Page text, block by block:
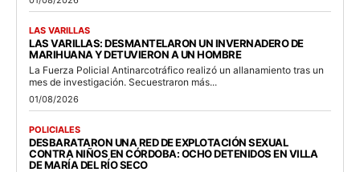
LAS VARILLAS
LAS VARILLAS: DESMANTELARON UN INVERNADERO DE
MARIHUANA Y DETUVIERON A UN HOMBRE
La Fuerza Policial Antinarcotráfico realizó un allanamiento tras un
mes de investigación. Secuestraron más...
01/08/2026
POLICIALES
DESBARATARON UNA RED DE EXPLOTACIÓN SEXUAL
CONTRA NIÑOS EN CÓRDOBA: OCHO DETENIDOS EN VILLA
DE MARÍA DEL RÍO SECO